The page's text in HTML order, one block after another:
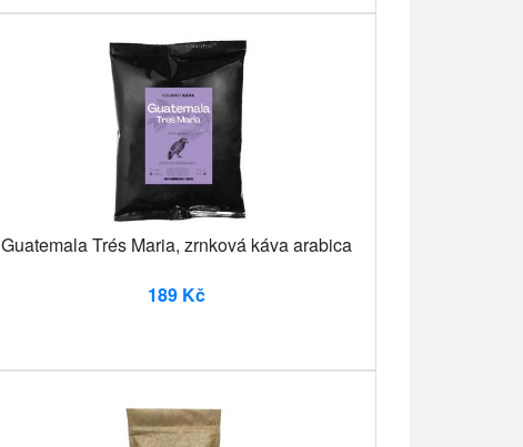
Guatemala Trés Maria, zrnková káva arabica
189 Kč